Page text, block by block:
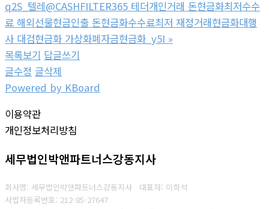
q2S_텔레@CASHFILTER365 테더개인거래 돈현금화최저수수
료 해외선물현금인출 돈현금화수수료최저 재정거래현금화대행
사 대검현금화 가상화폐자금현금화_y5I »
목록보기 답글쓰기
글수정 글삭제
Powered by KBoard
이용약관
개인정보처리방침
세무법인박앤파트너스강동지사
회사명: 세무법인박앤파트너스강동지사 대표자: 이희석
사업자등록번호: 212-85-27647